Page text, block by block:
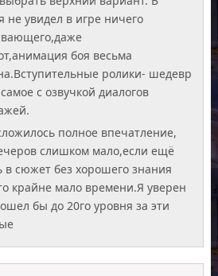
не увидел в игре ничего
боя весьма
ролики- шедевр
с озвучкой диалогов
полное впечатление,
слишком мало,если ещё
в сюжет без хорошего знания
крайне мало времени.Я уверен
бы до 20го уровня за эти